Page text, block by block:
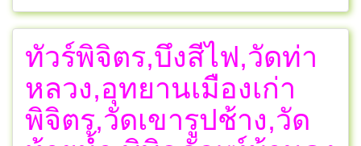
ทัวร์พิจิตร,บึงสีไฟ,วัดท่า
หลวง,อุทยานเมืองเก่า
พิจิตร,วัดเขารูปช้าง,วัด